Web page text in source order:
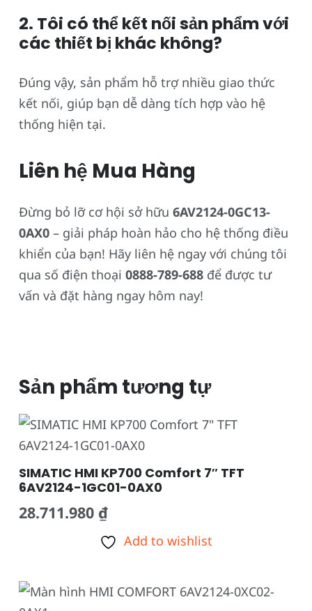
2. Tôi có thể kết nối sản phẩm với
các thiết bị khác không?
Đúng vậy, sản phẩm hỗ trợ nhiều giao thức
kết nối, giúp bạn dễ dàng tích hợp vào hệ
thống hiện tại.
Liên hệ Mua Hàng
Đừng bỏ lỡ cơ hội sở hữu 6AV2124-0GC13-
0AX0 – giải pháp hoàn hảo cho hệ thống điều
khiển của bạn! Hãy liên hệ ngay với chúng tôi
qua số điện thoại 0888-789-688 để được tư
vấn và đặt hàng ngay hôm nay!
Sản phẩm tương tự
SIMATIC HMI KP700 Comfort 7″ TFT
6AV2124-1GC01-0AX0
28.711.980 ₫
Add to wishlist